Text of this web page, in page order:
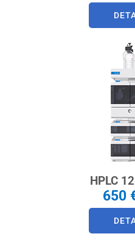
HPLC
650